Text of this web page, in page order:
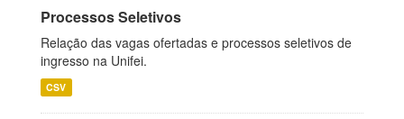
Processos Seletivos
Relação das vagas ofertadas e processos seletivos de
ingresso na Unifei.
CSV